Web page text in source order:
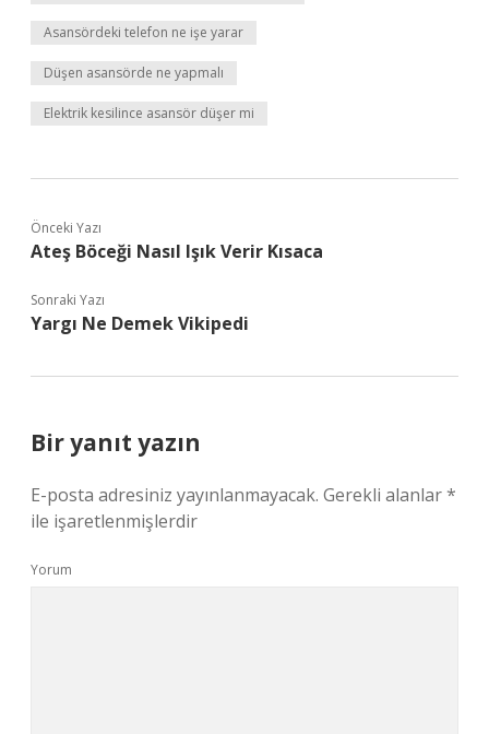
Asansördeki telefon ne işe yarar
Düşen asansörde ne yapmalı
Elektrik kesilince asansör düşer mi
Önceki Yazı
Ateş Böceği Nasıl Işık Verir Kısaca
Sonraki Yazı
Yargı Ne Demek Vikipedi
Bir yanıt yazın
E-posta adresiniz yayınlanmayacak. Gerekli alanlar*
ile işaretlenmişlerdir
Yorum